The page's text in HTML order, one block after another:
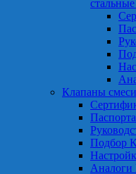
Клапаны
Подбор